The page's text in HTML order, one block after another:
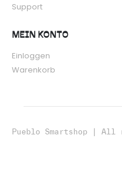
Support
MEIN KONTO
Einloggen
Warenkorb
Pueblo Smartshop | All